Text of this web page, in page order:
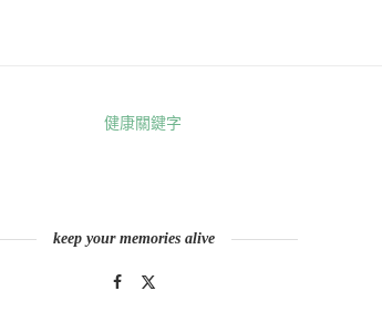
keep your memories alive